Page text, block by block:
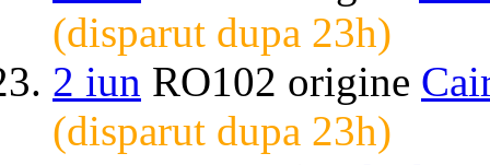
(disparut dupa 23h)
2 iun RO102 origine
(disparut dupa 23h)